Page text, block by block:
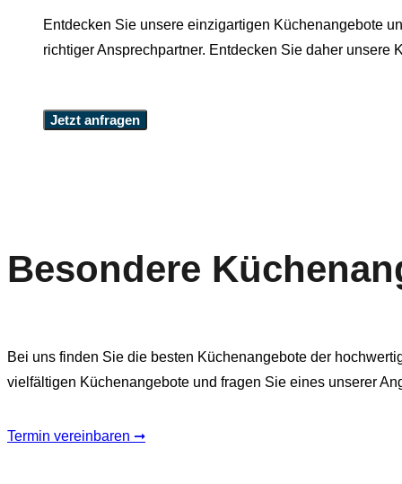
Entdecken Sie unsere einzigartigen Küchenangebote
richtiger Ansprechpartner. Entdecken Sie daher
Jetzt anfragen
Besondere
Bei uns finden Sie die besten Küchenangebote der
vielfältigen Küchenangebote und fragen Sie eines unserer
Termin vereinbaren ➞